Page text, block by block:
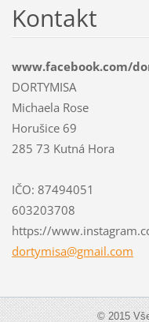
Kontakt
www.facebook.com/
DORTYMISA
Michaela Rose
Horušice 69
285 73 Kutná Hora
IČO: 87494051
603203708
https://
dortymisa@gmail.com
© 2015